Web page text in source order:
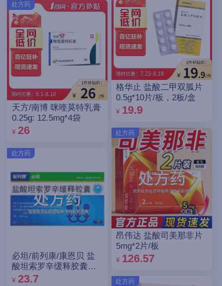
处方药
天方/南博 咪喹莫特乳膏
0.25g: 12.5mg*4袋
¥ 26
处方药
必坦/前列康/康恩贝 盐
酸坦索罗辛缓释胶囊
0.2mg*14粒
¥ 23.7
格华止 盐酸二甲双胍片
0.5g*10片/板，2板/盒
¥ 19.9
处方药
昂伟达 盐酸司美那非片
5mg*2片/板
¥ 126.57
处方药